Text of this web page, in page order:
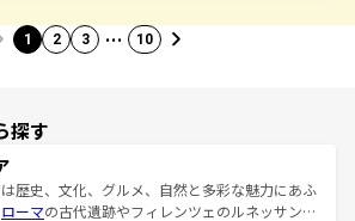
1 2 3 … 10
探す
歴史、文化、グルメ、自然と多彩な魅力にあふ
ローマの古代遺跡やフィレンツェのルネッサンス